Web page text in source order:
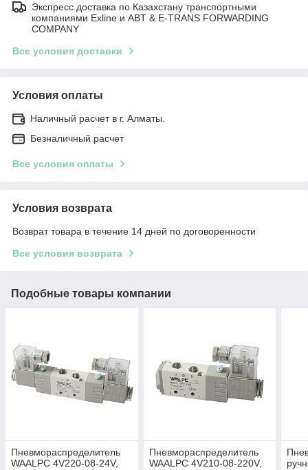
Экспресс доставка по Казахстану транспортными
компаниями Exline и ABT & E-TRANS FORWARDING
COMPANY
Все условия доставки
Условия оплаты
Наличный расчет в г. Алматы.
Безналичный расчет
Все условия оплаты
Условия возврата
Возврат товара в течение 14 дней по договоренности
Все условия возврата
Подобные товары компании
Пневмораспределитель
WAALPC 4V220-08-24V,
Пневмораспределитель
WAALPC 4V210-08-220V,